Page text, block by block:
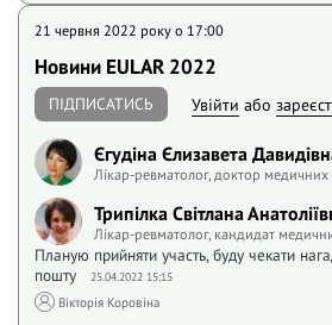
21 червня 2022 року o 17:00
Новини EULAR 2022
ПІДПИСАТИСЬ Увійти або
Єгудіна Єлизавета
Лікар-ревматолог, доктор
Трипілка Світлана
Лікар-ревматолог, кандидат
Планую прийняти участь, буду чекати
пошту
25.04.2022 15:15
Вікторія Коровіна